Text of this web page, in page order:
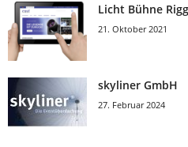
Licht Bühne
21. Oktober 2021
skyliner GmbH
27. Februar 2024